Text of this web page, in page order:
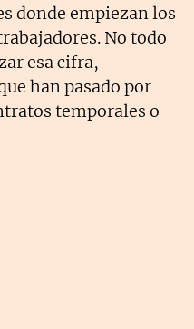
donde empiezan los
No todo
esa cifra,
han pasado por
temporales o